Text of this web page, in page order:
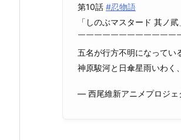
第10話 #忍物語
「しのぶマスタード 其ノ貮
￣￣￣￣￣￣￣￣￣￣￣￣
五名が行方不明になってい
神原駿河と日傘星雨いわく
— 西尾維新アニメプロジェ